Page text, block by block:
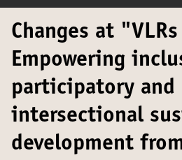
Changes at "VLRs
Empowering
participatory and
intersectional
development